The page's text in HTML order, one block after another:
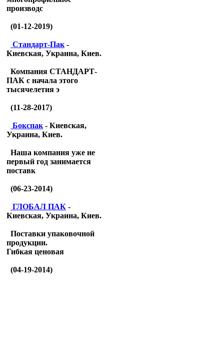
производс
(01-12-2019)
Стандарт-Пак -
Киевская, Украина, Киев.
Компания СТАНДАРТ-
ПАК с начала этого
тысячелетия э
(11-28-2017)
Бокспак - Киевская,
Украина, Киев.
Наша компания уже не
первый год занимается
поставк
(06-23-2014)
ГЛОБАЛ ПАК -
Киевская, Украина, Киев.
Поставки упаковочной
продукции.
Гибкая ценовая
(04-19-2014)